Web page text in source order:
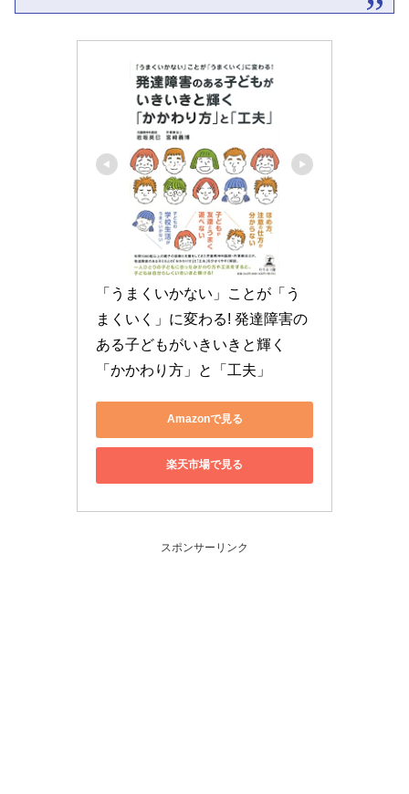
「うまくいかない」ことが「う
まくいく」に変わる! 発達障害の
ある子どもがいきいきと輝く
「かかわり方」と「工夫」
Amazonで見る
楽天市場で見る
スポンサーリンク